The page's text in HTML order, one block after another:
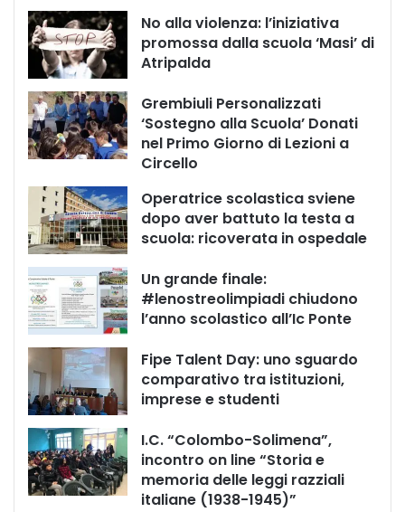
No alla violenza: l’iniziativa
promossa dalla scuola ‘Masi’ di
Atripalda
Grembiuli Personalizzati
‘Sostegno alla Scuola’ Donati
nel Primo Giorno di Lezioni a
Circello
Operatrice scolastica sviene
dopo aver battuto la testa a
scuola: ricoverata in ospedale
Un grande finale:
#lenostreolimpiadi chiudono
l’anno scolastico all’Ic Ponte
Fipe Talent Day: uno sguardo
comparativo tra istituzioni,
imprese e studenti
I.C. “Colombo-Solimena”,
incontro on line “Storia e
memoria delle leggi razziali
italiane (1938-1945)”